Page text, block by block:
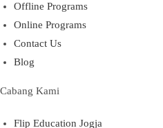
Offline Programs
Online Programs
Contact Us
Blog
Cabang Kami
Flip Education Jogja